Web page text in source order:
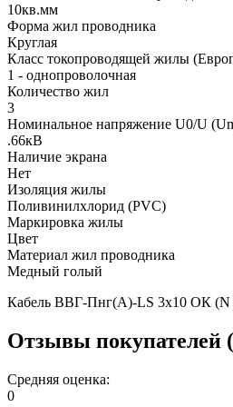
10кв.мм
Форма жил проводника
Круглая
Класс токопроводящей жилы
1 - однопроволочная
Количество жил
3
Номинальное напряжение U0/U
.66кВ
Наличие экрана
Нет
Изоляция жилы
Поливинилхлорид (PVC)
Маркировка жилы
Цвет
Материал жил проводника
Медный голый
Кабель ВВГ-Пнг(А)-LS 3х10 ОК (N
Отзывы покупателей
Средняя оценка:
0